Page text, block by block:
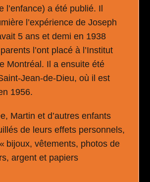
l’enfance) a été publié. Il
l’expérience de Joseph
5 ans et demi en 1938
l’ont placé à l’Institut
Montréal. Il a ensuite été
Jean-de-Dieu, où il est
1956.
Martin et d’autres enfants
de leurs effets personnels,
bijoux, vêtements, photos de
argent et papiers